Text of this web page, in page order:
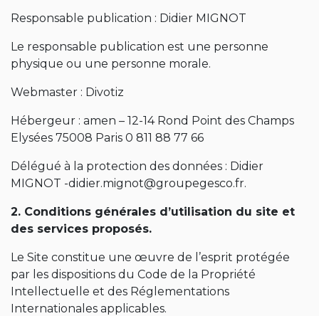
Responsable publication : Didier MIGNOT
Le responsable publication est une personne
physique ou une personne morale.
Webmaster : Divotiz
Hébergeur : amen – 12-14 Rond Point des Champs
Elysées 75008 Paris 0 811 88 77 66
Délégué à la protection des données : Didier
MIGNOT -didier.mignot@groupegesco.fr.
2. Conditions générales d’utilisation du site et
des services proposés.
Le Site constitue une œuvre de l’esprit protégée
par les dispositions du Code de la Propriété
Intellectuelle et des Réglementations
Internationales applicables.